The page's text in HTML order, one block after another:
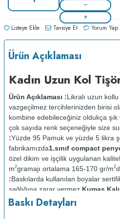
Listeye Ekle Tavsiye Et Yorum Yap
Ürün Açıklaması
Kadın Uzun Kol
Ürün Açıklaması :Likralı uzun
vazgeçilmez tercihlerinizden birisi
kombine edebileceğiniz oldukça
çok sayıda renk seçeneğiyle size
:Yüzde 95 Pamuk ve yüzde 5 likra
fabrikamızda1.sınıf compact
özel dikim ve işçilik uygulanan
m2gramajı ortalama 165-170 gr/m2
:Baskılarda kullanılan boyalar
sağlığına zarar vermez. Kumaş
Baskı Detayları